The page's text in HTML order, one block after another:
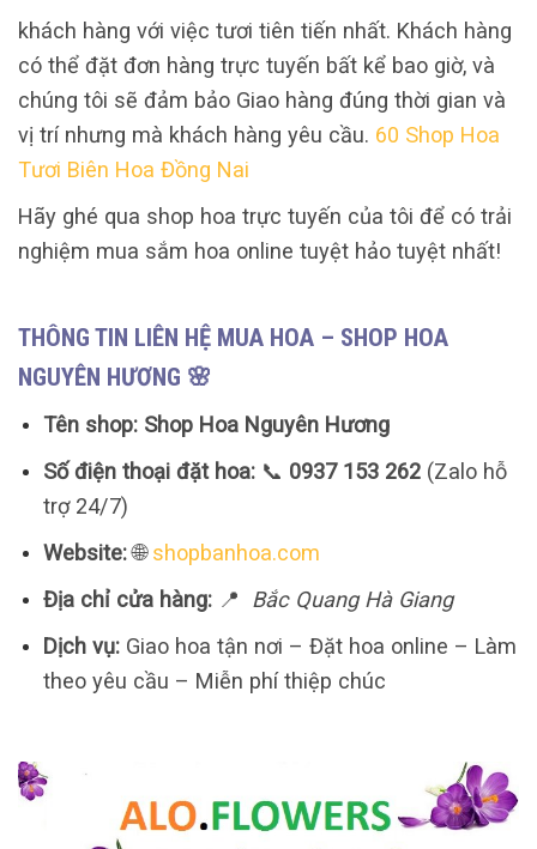
khách hàng với việc tươi tiên tiến nhất. Khách hàng
có thể đặt đơn hàng trực tuyến bất kể bao giờ, và
chúng tôi sẽ đảm bảo Giao hàng đúng thời gian và
vị trí nhưng mà khách hàng yêu cầu. 60 Shop Hoa
Tươi Biên Hoa Đồng Nai
Hãy ghé qua shop hoa trực tuyến của tôi để có trải
nghiệm mua sắm hoa online tuyệt hảo tuyệt nhất!
THÔNG TIN LIÊN HỆ MUA HOA – SHOP HOA
NGUYÊN HƯƠNG 🌸
Tên shop: Shop Hoa Nguyên Hương
Số điện thoại đặt hoa:📞 0937 153 262(Zalo hỗ
trợ 24/7)
Website:🌐shopbanhoa.com
Địa chỉ cửa hàng:📍
Bắc Quang Hà Giang
Dịch vụ:Giao hoa tận nơi – Đặt hoa online – Làm
theo yêu cầu – Miễn phí thiệp chúc